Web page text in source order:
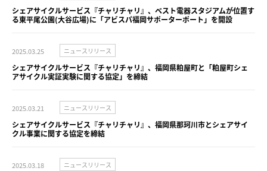
シェアサイクルサービス『チャリチャリ』、ベスト電器スタジアムが位置す
る東平尾公園(大谷広場)に「アビスパ福岡サポーターポート」を開設
2025.03.25 ニュースリリース
シェアサイクルサービス『チャリチャリ』、福岡県粕屋町と「粕屋町シェ
アサイクル実証実験に関する協定」を締結
2025.03.21 ニュースリリース
シェアサイクルサービス『チャリチャリ』、福岡県那珂川市とシェアサイ
クル事業に関する協定を締結
2025.03.18 ニュースリリース